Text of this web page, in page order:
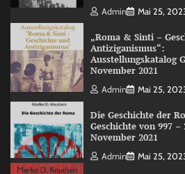
Admin Mai 25,
„Roma & Sinti –
Antiziganismus“:
Ausstellungskatalog
November 2021
Admin Mai 25,
Die Geschichte der
Geschichte von 997 –
November 2021
Admin Mai 25,